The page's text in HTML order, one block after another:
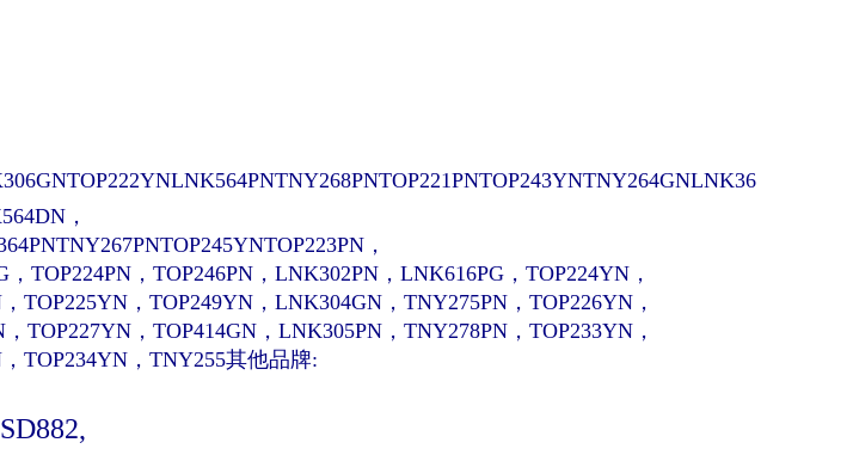
TOP221PNTOP243YNTNY264GNLNK36
，
，
TOP224PN，TOP246PN，LNK302PN，LNK616PG，TOP224YN，
TOP225YN，TOP249YN，LNK304GN，TNY275PN，TOP226YN，
TOP227YN，TOP414GN，LNK305PN，TNY278PN，TOP233YN，
TOP234YN，TNY255其他品牌: